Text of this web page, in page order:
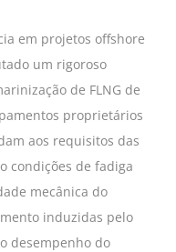
em projetos offshore
um rigoroso
de FLNG de
proprietários
aos requisitos das
condições de fadiga
mecânica do
induzidas pelo
desempenho do